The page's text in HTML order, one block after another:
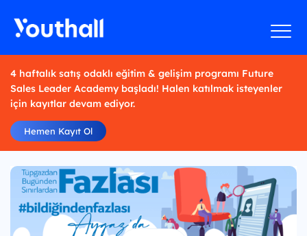
4 haftalık satış odaklı eğitim & gelişim programı Future
Sales Leader Academy başladı! Halen katılmak isteyenler
için kayıtlar devam ediyor.
Hemen Kayıt Ol